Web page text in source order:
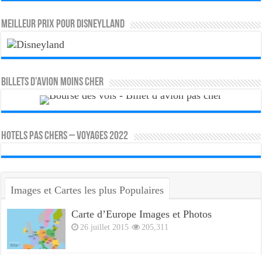
MEILLEUR PRIX POUR DISNEYLLAND
Billets d’avion moins cher
HOTELS PAS CHERS – VOYAGES 2022
Images et Cartes les plus Populaires
Carte d’Europe Images et Photos
26 juillet 2015 205,311